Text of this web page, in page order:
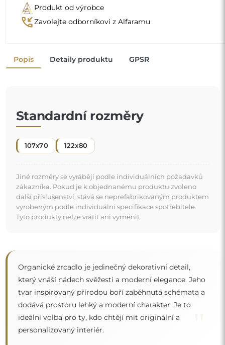
Tyto produkty nelze vrátit ani vyměnit.
Organické zrcadlo je jedinečný dekorativní detail,
který vnáší nádech svěžesti a moderní elegance. Jeho
personalizovaný interiér.
Zrcadlo na individuální objednávku
Pokud jste nenašli požadovaný rozměr zrcadla nebo
potřebujete jiné rozdělení, kontaktujte nás telefonicky
Doporučujeme zaslat poptávku spolu s projektem na
e-mailovou adresu: zrcadla@alfaram.cz.